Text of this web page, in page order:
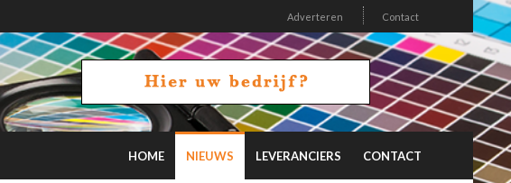
Adverteren Contact
HOME NIEUWS LEVERANCIERS CONTACT